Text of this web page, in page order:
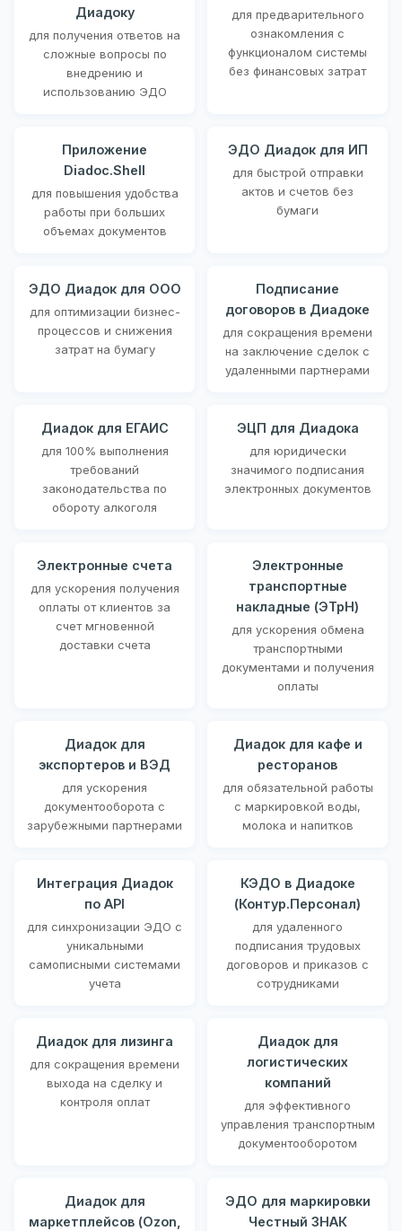
Диадоку
для получения ответов на
сложные вопросы по
внедрению и
использованию ЭДО
для предварительного
ознакомления с
функционалом системы
без финансовых затрат
Приложение
Diadoc.Shell
для повышения удобства
работы при больших
объемах документов
ЭДО Диадок для ИП
для быстрой отправки
актов и счетов без
бумаги
ЭДО Диадок для ООО
для оптимизации бизнес-
процессов и снижения
затрат на бумагу
Подписание
договоров в Диадоке
для сокращения времени
на заключение сделок с
удаленными партнерами
Диадок для ЕГАИС
для 100% выполнения
требований
законодательства по
обороту алкоголя
ЭЦП для Диадока
для юридически
значимого подписания
электронных документов
Электронные счета
для ускорения получения
оплаты от клиентов за
счет мгновенной
доставки счета
Электронные
транспортные
накладные (ЭТрН)
для ускорения обмена
транспортными
документами и получения
оплаты
Диадок для
экспортеров и ВЭД
для ускорения
документооборота с
зарубежными партнерами
Диадок для кафе и
ресторанов
для обязательной работы
с маркировкой воды,
молока и напитков
Интеграция Диадок
по API
для синхронизации ЭДО с
уникальными
самописными системами
учета
КЭДО в Диадоке
(Контур.Персонал)
для удаленного
подписания трудовых
договоров и приказов с
сотрудниками
Диадок для лизинга
для сокращения времени
выхода на сделку и
контроля оплат
Диадок для
логистических
компаний
для эффективного
управления транспортным
документооборотом
Диадок для
маркетплейсов (Ozon,
ЭДО для маркировки
Честный ЗНАК